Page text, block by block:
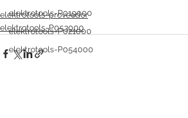
elektrotools-P019000
elektrotools-P021000
elektrotools-P054000
elektrotools-proveedor
elektrotools-P053000